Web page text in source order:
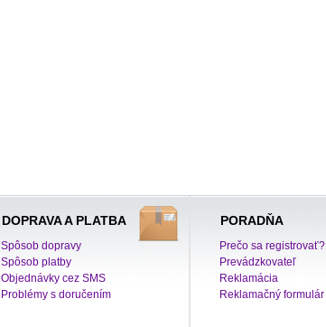
DOPRAVA A PLATBA
Spôsob dopravy
Spôsob platby
Objednávky cez SMS
Problémy s doručením
PORADŇA
Prečo sa registrovať?
Prevádzkovateľ
Reklamácia
Reklamačný formulár